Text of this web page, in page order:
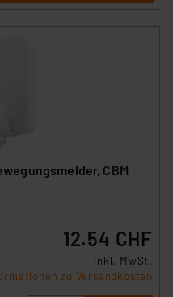
CBM
12.54 CHF
inkl. MwSt.
zu Versandkosten